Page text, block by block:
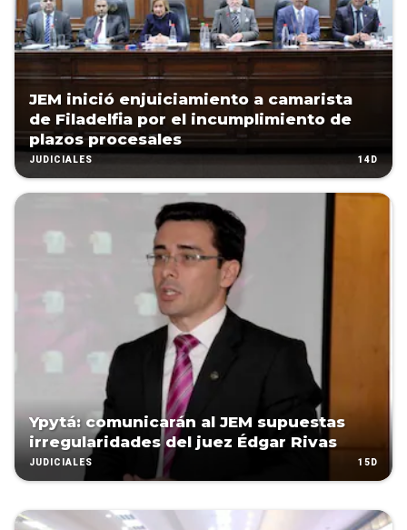
JEM inició enjuiciamiento a camarista
de Filadelfia por el incumplimiento de
plazos procesales
JUDICIALES 14D
Ypytá: comunicarán al JEM supuestas
irregularidades del juez Édgar Rivas
JUDICIALES 15D